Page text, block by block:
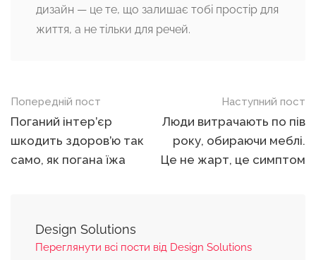
дизайн — це те, що залишає тобі простір для
життя, а не тільки для речей.
Навігація
по
постах
Попередній пост
Поганий інтер’єр
шкодить здоров’ю так
само, як погана їжа
Наступний пост
Люди витрачають по пів
року, обираючи меблі.
Це не жарт, це симптом
Design Solutions
Переглянути всі пости від Design Solutions